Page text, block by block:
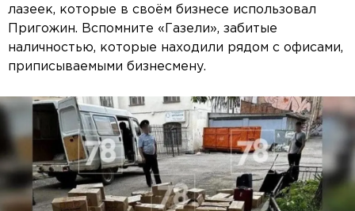
лазеек, которые в своём бизнесе использовал
Пригожин. Вспомните «Газели», забитые
наличностью, которые находили рядом с офисами,
приписываемыми бизнесмену.